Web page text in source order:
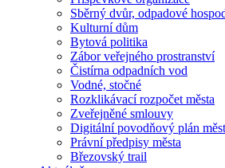
Sběrný dvůr, odpadové
Kulturní dům
Bytová politika
Zábor veřejného prostranství
Čistírna odpadních vod
Vodné, stočné
Rozklikávací rozpočet města
Zveřejněné smlouvy
Digitální povodňový plán
Právní předpisy města
Březovský trail